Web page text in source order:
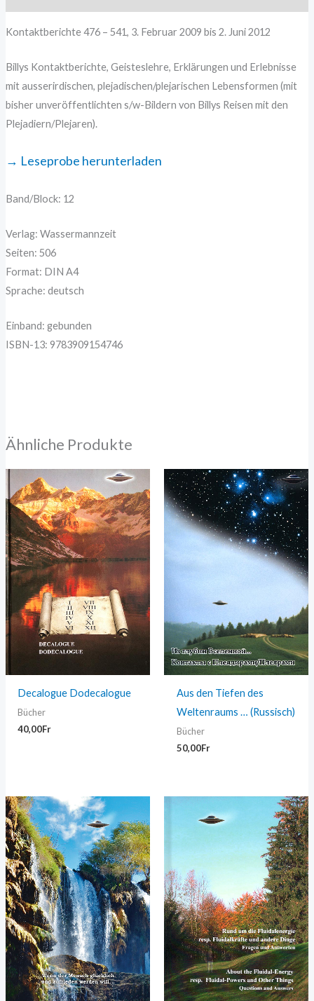
Kontaktberichte 476 – 541, 3. Februar 2009 bis 2. Juni 2012
Billys Kontaktberichte, Geisteslehre, Erklärungen und Erlebnisse
mit ausserirdischen, plejadischen/plejarischen Lebensformen (mit
bisher unveröffentlichten s/w-Bildern von Billys Reisen mit den
Plejadiern/Plejaren).
→ Leseprobe herunterladen
Band/Block: 12
Verlag: Wassermannzeit
Seiten: 506
Format: DIN A4
Sprache: deutsch
Einband: gebunden
ISBN-13: 9783909154746
Ähnliche Produkte
Decalogue Dodecalogue
Bücher
40,00Fr
Aus den Tiefen des
Weltenraums … (Russisch)
Bücher
50,00Fr